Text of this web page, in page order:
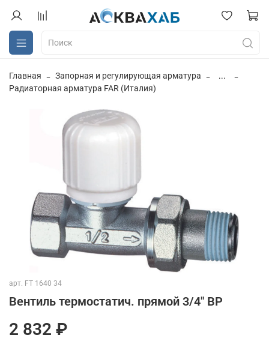
Главная Запорная и регулирующая арматура
...
Радиаторная арматура FAR (Италия)
арт. FT 1640 34
Вентиль термостатич. прямой 3/4" ВР
2 832 ₽